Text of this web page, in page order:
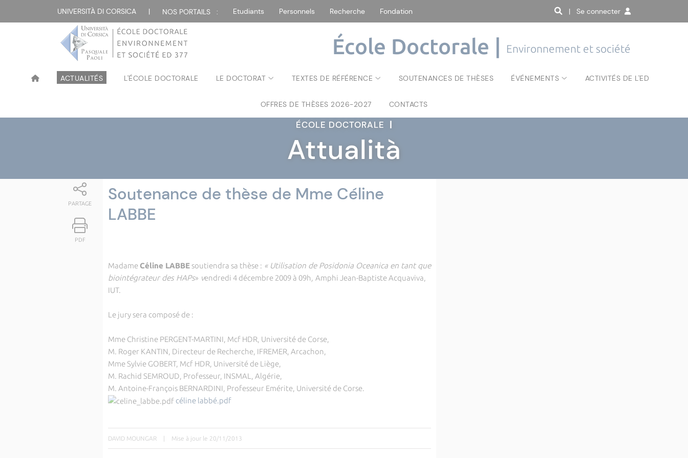
UNIVERSITÀ DI CORSICA | NOS PORTAILS : Etudiants Personnels Recherche Fondation | Se connecter
École Doctorale | Environnement et société
ACTUALITÉS L'ÉCOLE DOCTORALE LE DOCTORAT TEXTES DE RÉFÉRENCE SOUTENANCES DE THÈSES ÉVÉNEMENTS ACTIVITÉS DE L'ED
OFFRES DE THÈSES 2026-2027 CONTACTS
ÉCOLE DOCTORALE |
Attualità
PARTAGE
PDF
Soutenance de thèse de Mme Céline
LABBE
Madame Céline LABBEsoutiendra sa thèse : « Utilisation de Posidonia Oceanica en tant que
biointégrateur des HAPs» vendredi 4 décembre 2009 à 09h, Amphi Jean-Baptiste Acquaviva,
IUT.
Le jury sera composé de :
Mme Christine PERGENT-MARTINI, Mcf HDR, Université de Corse,
M. Roger KANTIN, Directeur de Recherche, IFREMER, Arcachon,
Mme Sylvie GOBERT, Mcf HDR, Université de Liège,
M. Rachid SEMROUD, Professeur, INSMAL, Algérie,
M. Antoine-François BERNARDINI, Professeur Emérite, Université de Corse.
céline labbé.pdf
DAVID MOUNGAR | Mise à jour le 20/11/2013